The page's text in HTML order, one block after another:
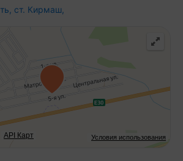
звоните!
по недвижимости:
ст. Кирмаш
Условия использования
API Карт